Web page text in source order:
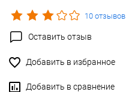
10 отзывов
Оставить отзыв
Добавить в избранное
Добавить в сравнение